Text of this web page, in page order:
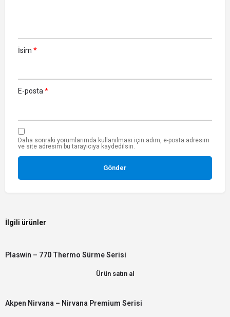
İsim *
E-posta *
Daha sonraki yorumlarımda kullanılması için adım, e-posta adresim
ve site adresim bu tarayıcıya kaydedilsin.
İlgili ürünler
Plaswin – 770 Thermo Sürme Serisi
Ürün satın al
Akpen Nirvana – Nirvana Premium Serisi